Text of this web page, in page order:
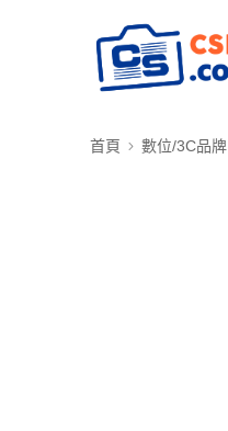
首頁 數位/3C品牌